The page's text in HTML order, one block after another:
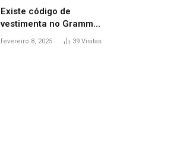
Existe código de
vestimenta no Grammy?
Questionamento surgiu
fevereiro 8, 2025 39 Visitas